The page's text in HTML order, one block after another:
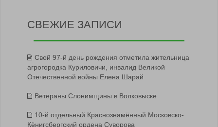
СВЕЖИЕ ЗАПИСИ
Свой 97-й день рождения отметила жительница
агрогородка Куриловичи, инвалид Великой
Отечественной войны Елена Шарай
Ветераны Слонимщины в Волковыске
10-й отдельный Краснознамённый Московско-
Кёнигсбергский ордена Суворова